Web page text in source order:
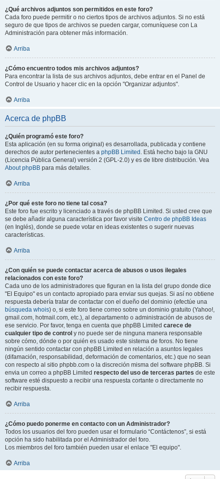
¿Qué archivos adjuntos son permitidos en este foro?
Cada foro puede permitir o no ciertos tipos de archivos adjuntos. Si no está
seguro de que tipos de archivos se pueden cargar, comuníquese con La
Administración para obtener más información.
Arriba
¿Cómo encuentro todos mis archivos adjuntos?
Para encontrar la lista de sus archivos adjuntos, debe entrar en el Panel de
Control de Usuario y hacer clic en la opción "Organizar adjuntos".
Arriba
Acerca de phpBB
¿Quién programó este foro?
Esta aplicación (en su forma original) es desarrollada, publicada y contiene
derechos de autor pertenecientes a phpBB Limited . Está hecho bajo la GNU
(Licencia Pública General) versión 2 (GPL-2.0) y es de libre distribución. Vea
About phpBB para más detalles.
Arriba
¿Por qué este foro no tiene tal cosa?
Este foro fue escrito y licenciado a través de phpBB Limited. Si usted cree que
se debe añadir alguna característica por favor visite Centro de phpBB Ideas
(en Inglés), donde se puede votar en ideas existentes o sugerir nuevas
características.
Arriba
¿Con quién se puede contactar acerca de abusos o usos ilegales
relacionados con este foro?
Cada uno de los administradores que figuran en la lista del grupo donde dice
"El Equipo" es un contacto apropiado para enviar sus quejas. Si así no obtiene
respuesta debería tratar de contactar con el dueño del dominio (efectúe una
búsqueda whois) o, si este foro tiene correo sobre un dominio gratuito (Yahoo!,
gmail.com, hotmail.com, etc.), al departamento o administración de abusos de
ese servicio. Por favor, tenga en cuenta que phpBB Limited carece de
cualquier tipo de control y no puede ser de ninguna manera responsable
sobre cómo, dónde o por quién es usado este sistema de foros. No tiene
ningún sentido contactar con phpBB Limited en relación a asuntos legales
(difamación, responsabilidad, deformación de comentarios, etc.) que no sean
con respecto al sitio phpbb.com o la discreción misma del software phpBB. Si
envia un correo a phpBB Limited respecto del uso de terceras partes de este
software esté dispuesto a recibir una respuesta cortante o directamente no
recibir respuesta.
Arriba
¿Cómo puedo ponerme en contacto con un Administrador?
Todos los usuarios del foro pueden usar el formulario “Contáctenos”, si está
opción ha sido habilitada por el Administrador del foro.
Los miembros del foro también pueden usar el enlace "El equipo".
Arriba